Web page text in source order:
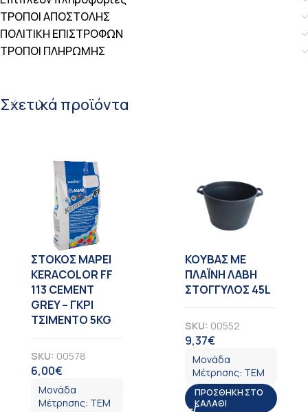
ΤΡΟΠΟΙ ΑΠΟΣΤΟΛΗΣ
ΠΟΛΙΤΙΚΗ ΕΠΙΣΤΡΟΦΩΝ
ΤΡΟΠΟΙ ΠΛΗΡΩΜΗΣ
Σχετικά προϊόντα
ΣΤΟΚΟΣ MAPEI
KERACOLOR FF
113 CEMENT
GREY – ΓΚΡΙ
ΤΣΙΜΕΝΤΟ 5KG
SKU: 00578
6,00€
Μονάδα
Μέτρησης: ΤΕΜ
KOYBAΣ ΜΕ
ΠΛΑΪΝΗ ΛΑΒΗ
ΣΤΟΓΓΥΛΟΣ 45L
SKU: 00552
9,37€
Μονάδα
Μέτρησης: ΤΕΜ
ΠΡΟΣΘΉΚΗ ΣΤΟ
ΚΑΛΆΘΙ